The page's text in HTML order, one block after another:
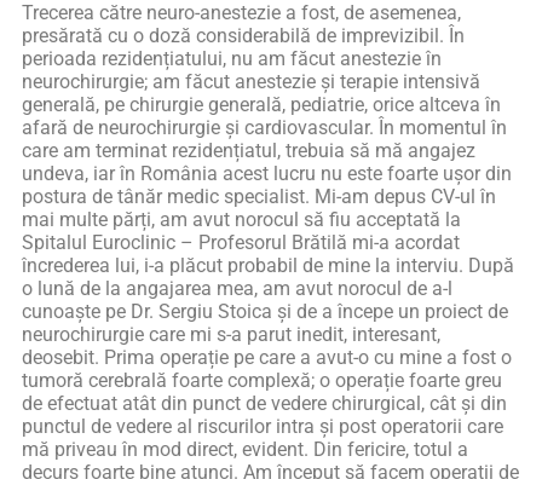
Trecerea către neuro-anestezie a fost, de asemenea,
presărată cu o doză considerabilă de imprevizibil. În
perioada rezidențiatului, nu am făcut anestezie în
neurochirurgie; am făcut anestezie și terapie intensivă
generală, pe chirurgie generală, pediatrie, orice altceva în
afară de neurochirurgie și cardiovascular. În momentul în
care am terminat rezidențiatul, trebuia să mă angajez
undeva, iar în România acest lucru nu este foarte ușor din
postura de tânăr medic specialist. Mi-am depus CV-ul în
mai multe părți, am avut norocul să fiu acceptată la
Spitalul Euroclinic – Profesorul Brătilă mi-a acordat
încrederea lui, i-a plăcut probabil de mine la interviu. După
o lună de la angajarea mea, am avut norocul de a-l
cunoaște pe Dr. Sergiu Stoica și de a începe un proiect de
neurochirurgie care mi s-a parut inedit, interesant,
deosebit. Prima operație pe care a avut-o cu mine a fost o
tumoră cerebrală foarte complexă; o operație foarte greu
de efectuat atât din punct de vedere chirurgical, cât și din
punctul de vedere al riscurilor intra și post operatorii care
mă priveau în mod direct, evident. Din fericire, totul a
decurs foarte bine atunci. Am început să facem operaţii de